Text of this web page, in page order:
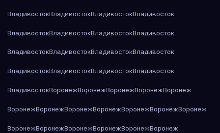
ВладивостокВладивостокВладивостокВладивосток
ВладивостокВладивостокВладивостокВладивосток
ВладивостокВладивостокВладивостокВладивосток
ВладивостокВладивостокВладивостокВладивосток
ВладивостокВоронежВоронежВоронежВоронежВоронеж
ВоронежВоронежВоронежВоронежВоронежВоронежВоронеж
ВоронежВоронежВоронежВоронежВоронежВоронеж